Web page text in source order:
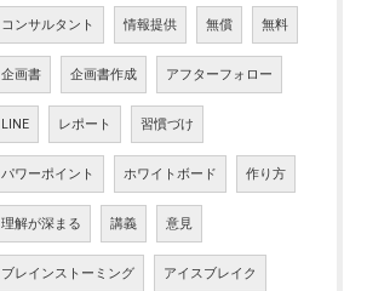
コンサルタント 情報提供 無償 無料
企画書 企画書作成 アフターフォロー
LINE レポート 習慣づけ
パワーポイント ホワイトボード 作り方
理解が深まる 講義 意見
ブレインストーミング アイスブレイク